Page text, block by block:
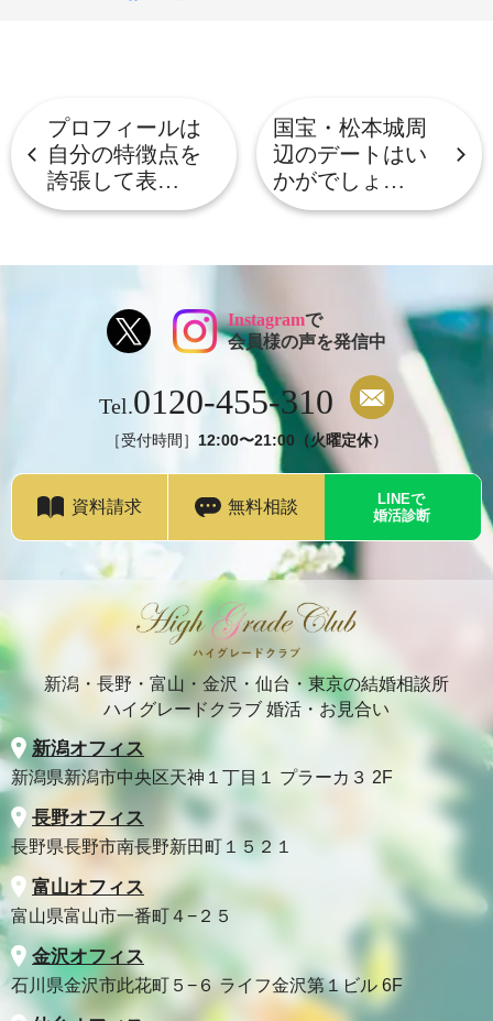
プロフィールは
自分の特徴点を
誇張して表…
国宝・松本城周
辺のデートはい
かがでしょ…
Instagramで
会員様の声を発信中
Tel.0120-455-310
［受付時間］ 12:00〜21:00（火曜定休）
資料請求 無料相談
LINEで
婚活診断
新潟・長野・富山・金沢・仙台・東京の結婚相談所
ハイグレードクラブ 婚活・お見合い
新潟オフィス
新潟県新潟市中央区天神１丁目１ プラーカ３ 2F
長野オフィス
長野県長野市南長野新田町１５２１
富山オフィス
富山県富山市一番町４−２５
金沢オフィス
石川県金沢市此花町５−６ ライフ金沢第１ビル 6F